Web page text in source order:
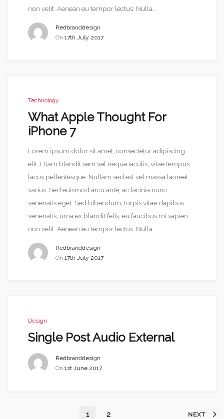
non velit. Aenean eu tempor lectus. Nulla…
Redbranddesign
On 17th July 2017
Technology
What Apple Thought For
iPhone 7
Lorem ipsum dolor sit amet, consectetur adipiscing
elit. Etiam blandit sem vel neque iaculis, vitae tempus
lacus pellentesque. Nullam sed est vel massa laoreet
varius. Sed euismod arcu ante, ac lacinia nunc
venenatis eget. Sed bibendum, turpis vitae dapibus
venenatis, urna ex blandit felis, eu faucibus mi sapien
non velit. Aenean eu tempor lectus. Nulla…
Redbranddesign
On 17th July 2017
Design
Single Post Audio External
Redbranddesign
On 1st June 2017
1 2 NEXT